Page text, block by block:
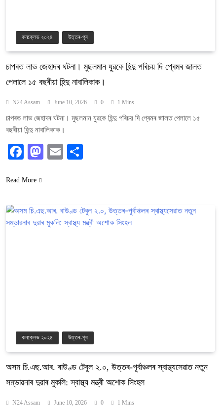
কনক্লেভ ২০২৪ উত্তৰ-পূব
চাপৰত লাভ জেহাদৰ ঘটনা। মুছলমান যুৱকে হিন্দু পৰিচয় দি প্ৰেমৰ জালত
পেলালে ১৫ বছৰীয়া হিন্দু নাবালিকাক।
N24 Assam June 10, 2026 0 1 Mins
চাপৰত লাভ জেহাদৰ ঘটনা। মুছলমান যুৱকে হিন্দু পৰিচয় দি প্ৰেমৰ জালত পেলালে ১৫
বছৰীয়া হিন্দু নাবালিকাক।
Facebook
Mastodon
Email
Read More
কনক্লেভ ২০২৪ উত্তৰ-পূব
অসম চি.এছ.আৰ. ৰাউণ্ড টেবুল ২.০, উত্তৰ-পূৰ্বাঞ্চলৰ স্বাস্থ্যসেৱাত নতুন
সম্ভাৱনাৰ দুৱাৰ মুকলি: স্বাস্থ্য মন্ত্ৰী অশোক সিংহল
N24 Assam June 10, 2026 0 1 Mins